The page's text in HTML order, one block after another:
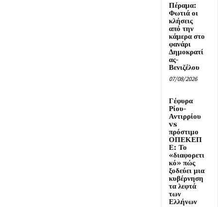
Πέραμα:
Φωτιά οι
κλήσεις
από την
κάμερα στο
φανάρι
Δημοκρατί
ας-
Βενιζέλου
07/08/2026
Γέφυρα
Ρίου-
Αντιρρίου
vs
πρόστιμο
ΟΠΕΚΕΠ
Ε: Το
«διαφορετι
κό» πώς
ξοδεύει μια
κυβέρνηση
τα λεφτά
των
Ελλήνων